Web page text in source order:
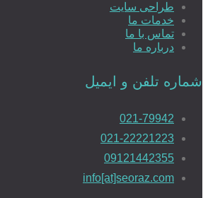
طراحی سایت
خدمات ما
تماس با ما
درباره ما
شماره تلفن و ایمیل
021-79942
021-22221223
09121442355
info[at]seoraz.com